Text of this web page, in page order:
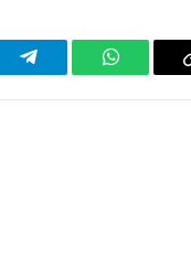
Telegram